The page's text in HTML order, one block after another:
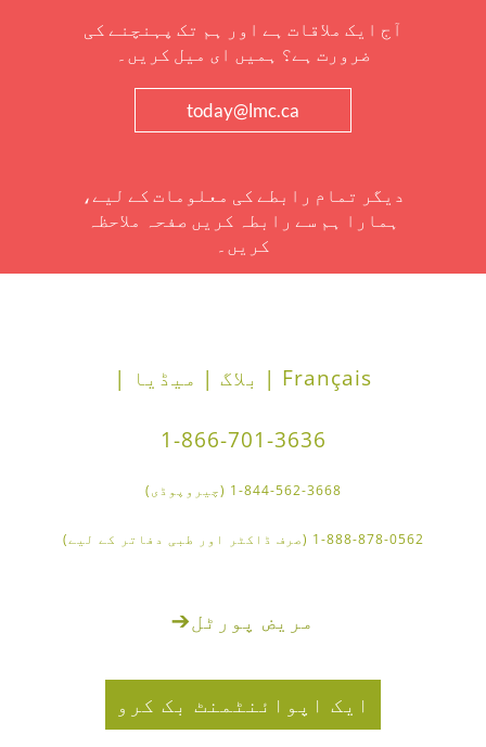
آج ایک ملاقات ہے اور ہم تک پہنچنے کی
ضرورت ہے؟ ہمیں ای میل کریں۔
today@lmc.ca
دیگر تمام رابطے کی معلومات کے لیے،
ہمارا ہم سے رابطہ کریں صفحہ ملاحظہ
کریں۔
Français | بلاگ | میڈیا |
1-866-701-3636
1-844-562-3668 (چیروپوڈی)
1-888-878-0562 (صرف ڈاکٹر اور طبی دفاتر کے لیے)
مریض پورٹل➔
ایک اپوائنٹمنٹ بک کرو